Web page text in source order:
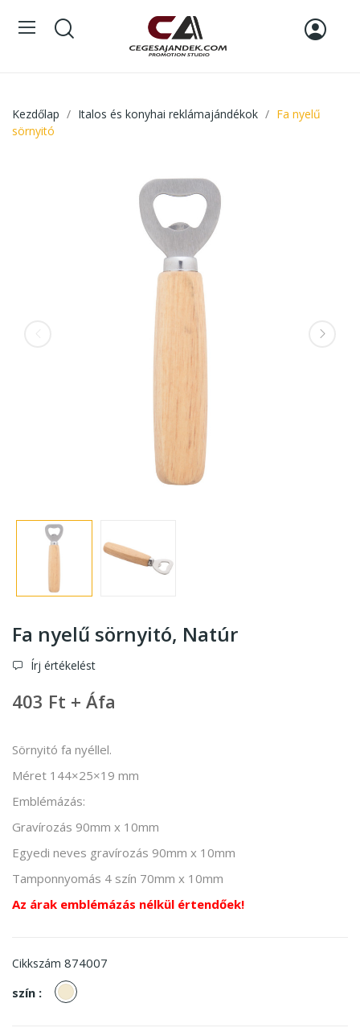
Kezdőlap Italos és konyhai reklámajándékok
Fa nyelű
sörnyitó
Fa nyelű sörnyitó, Natúr
Írj értékelést
403 Ft + Áfa
Sörnyitó fa nyéllel.
Méret 144×25×19 mm
Emblémázás:
Gravírozás 90mm x 10mm
Egyedi neves gravírozás 90mm x 10mm
Tamponnyomás 4 szín 70mm x 10mm
Az árak emblémázás nélkül értendőek!
Cikkszám 874007
szín :
Natúr